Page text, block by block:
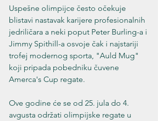
Uspešne olimpijce često očekuje
blistavi nastavak karijere profesionalnih
jedriličara a neki poput Peter Burling-a i
Jimmy Spithill-a osvoje čak i najstariji
trofej modernog sporta, "Auld Mug"
koji pripada pobedniku čuvene
Amerca's Cup regate.
Ove godine će se od 25. jula do 4.
avgusta održati olimpijske regate u